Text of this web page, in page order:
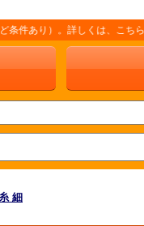
。詳しくは、こちら「 お支
細